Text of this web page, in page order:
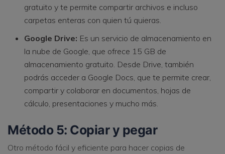
gratuito y te permite compartir archivos e incluso
carpetas enteras con quien tú quieras.
Google Drive: Es un servicio de almacenamiento en
la nube de Google, que ofrece 15 GB de
almacenamiento gratuito. Desde Drive, también
podrás acceder a Google Docs, que te permite crear,
compartir y colaborar en documentos, hojas de
cálculo, presentaciones y mucho más.
Método 5: Copiar y pegar
Otro método fácil y eficiente para hacer copias de